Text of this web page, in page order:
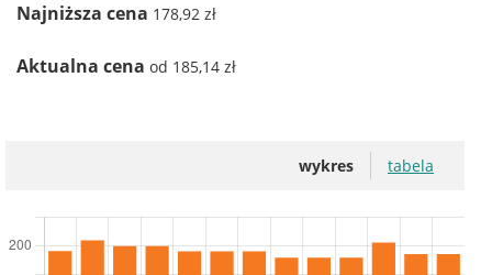
Najniższa cena 178,92 zł
Aktualna cena od 185,14 zł
wykres tabela